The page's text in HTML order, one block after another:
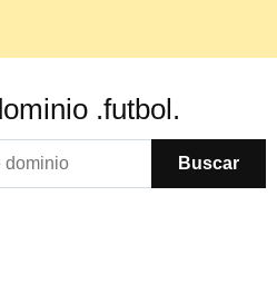
.futbol.
Buscar